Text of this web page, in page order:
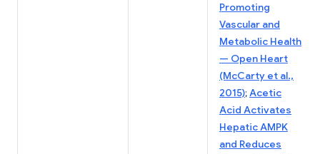
Promoting
Vascular and
Metabolic Health
— Open Heart
(McCarty et al.,
2015);Acetic
Acid Activates
Hepatic AMPK
and Reduces